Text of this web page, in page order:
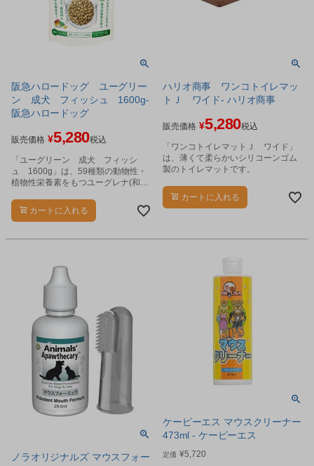
阪急ハロードッグ ユーグリー
ン 成犬 フィッシュ 1600g-
阪急ハロードッグ
販売価格 ¥5,280税込
「ユーグリーン 成犬 フィッシ
ュ 1600g」は、59種類の動物性・
植物性栄養素をもつユーグレナ(和
国産原料を使用した成犬用フードで
す。
カートに入れる
ハリオ商事 ワンコトイレマッ
トＪ ワイド- ハリオ商事
販売価格 ¥5,280税込
「ワンコトイレマットＪ ワイド」
は、薄くて柔らかいシリコーンゴム
製のトイレマットです。
カートに入れる
ノラオリジナルズ マウスフォー
ケーピーエス マウスクリーナー
473ml - ケーピーエス
定価 ¥5,720